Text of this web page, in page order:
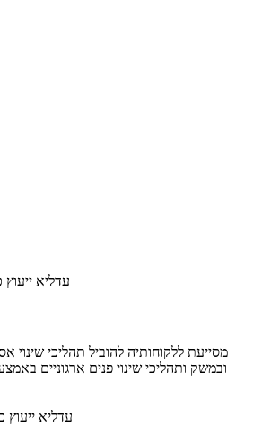
ובמשק ותהליכי שינוי פנים ארגוניים